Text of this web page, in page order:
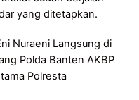
yang ditetapkan.
Nuraeni Langsung di
Polda Banten AKBP
Polresta